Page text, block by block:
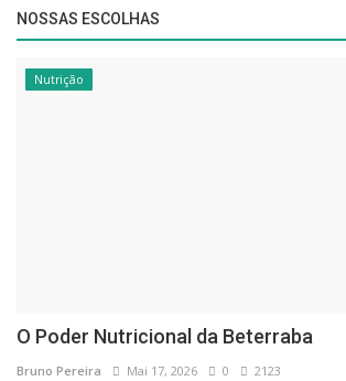
NOSSAS ESCOLHAS
Nutrição
O Poder Nutricional da Beterraba
Bruno Pereira Mai 17, 2026 0 2123